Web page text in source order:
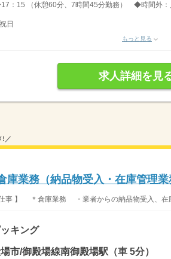
17：15 （休憩60分、7時間45分勤務） ◆時間外：
日
もっと見る
求人詳細を見
!／
庫業務（納品物受入・在庫管理
仕事 】 ＊倉庫業務 ・業者からの納品物受入、
キング
市/御殿場線南御殿場駅（車 5分）